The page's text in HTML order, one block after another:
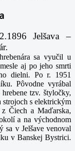
Jelšava –
sa vyučil u
aj po jeho smrti
dielni. Po r. 1951
Pôvodne vyrábal
tzv. štyločky,
strojoch s elektrickým
Čiech a Maďarska,
a na východnom
sa v Jelšave venoval
v Banskej Bystrici.